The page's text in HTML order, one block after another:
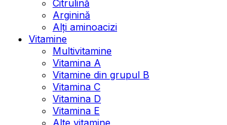
Citrulină
Arginină
Alți aminoacizi
Vitamine
Multivitamine
Vitamina A
Vitamine din grupul B
Vitamina C
Vitamina D
Vitamina E
Alte vitamine